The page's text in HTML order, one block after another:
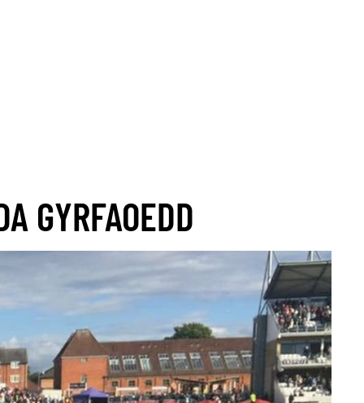
GYRFAOEDD